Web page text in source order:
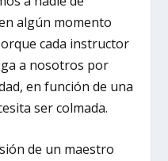
algún momento
cada instructor
a nosotros por
en función de una
ser colmada.
de un maestro